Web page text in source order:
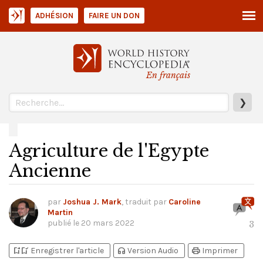
En français
❯
ADHÉSION FAIRE UN DON
Agriculture de l'Egypte
Ancienne
par Joshua J. Mark, traduit par Caroline
Martin
publié le 20 mars 2022 3
bookmark_addbookmark_added Enregistrer l'article headphones Version Audio print Imprimer